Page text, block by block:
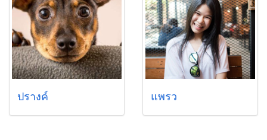
ปรางค์ แพรว